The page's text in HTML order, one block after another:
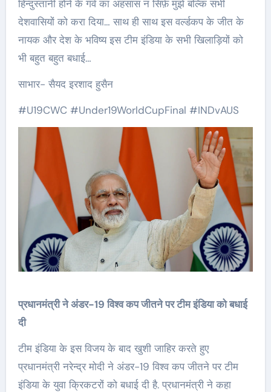
हिन्दुस्तानी होने के गर्व का अहसास न सिर्फ़ मुझे बल्कि सभी
देशवासियों को करा दिया… साथ ही साथ इस वर्ल्डकप के जीत के
नायक और देश के भविष्य इस टीम इंडिया के सभी खिलाड़ियों को
भी बहुत बहुत बधाई…
साभार- सैयद इरशाद हुसैन
#U19CWC #Under19WorldCupFinal #INDvAUS
प्रधानमंत्री ने अंडर-19 विश्‍व कप जीतने पर टीम इंडिया को बधाई
दी
टीम इंडिया के इस विजय के बाद खुशी जाहिर करते हुए
प्रधानमंत्री नरेन्‍द्र मोदी ने अंडर-19 विश्‍व कप जीतने पर टीम
इंडिया के युवा क्रिकटरों को बधाई दी है. प्रधानमंत्री ने कहा